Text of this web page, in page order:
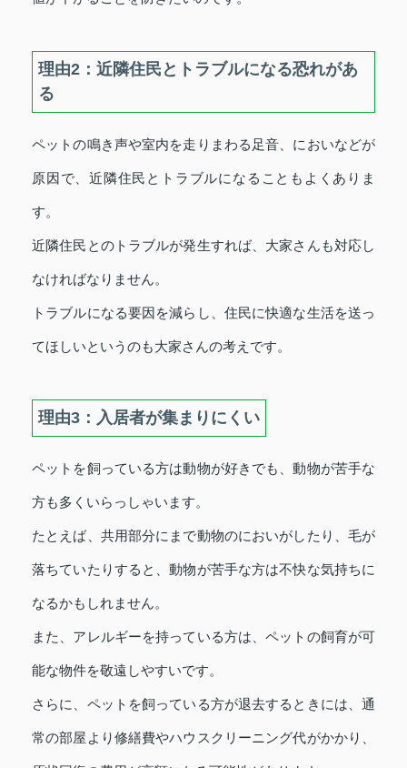
理由2：近隣住民とトラブルになる恐れがあ
る
ペットの鳴き声や室内を走りまわる足音、においなどが
原因で、近隣住民とトラブルになることもよくありま
す。
近隣住民とのトラブルが発生すれば、大家さんも対応し
なければなりません。
トラブルになる要因を減らし、住民に快適な生活を送っ
てほしいというのも大家さんの考えです。
理由3：入居者が集まりにくい
ペットを飼っている方は動物が好きでも、動物が苦手な
方も多くいらっしゃいます。
たとえば、共用部分にまで動物のにおいがしたり、毛が
落ちていたりすると、動物が苦手な方は不快な気持ちに
なるかもしれません。
また、アレルギーを持っている方は、ペットの飼育が可
能な物件を敬遠しやすいです。
さらに、ペットを飼っている方が退去するときには、通
常の部屋より修繕費やハウスクリーニング代がかかり、